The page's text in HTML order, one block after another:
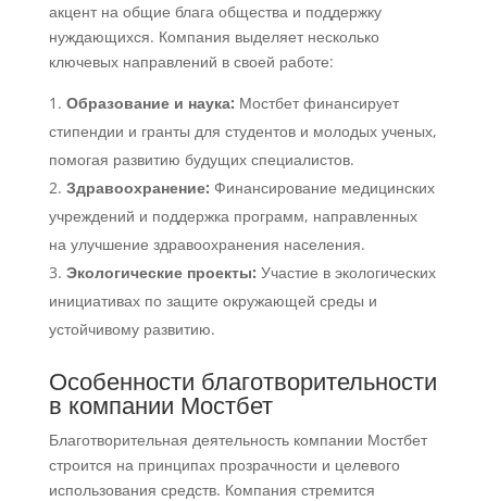
акцент на общие блага общества и поддержку
нуждающихся. Компания выделяет несколько
ключевых направлений в своей работе:
Образование и наука: Мостбет финансирует
стипендии и гранты для студентов и молодых ученых,
помогая развитию будущих специалистов.
Здравоохранение: Финансирование медицинских
учреждений и поддержка программ, направленных
на улучшение здравоохранения населения.
Экологические проекты: Участие в экологических
инициативах по защите окружающей среды и
устойчивому развитию.
Особенности благотворительности
в компании Мостбет
Благотворительная деятельность компании Мостбет
строится на принципах прозрачности и целевого
использования средств. Компания стремится